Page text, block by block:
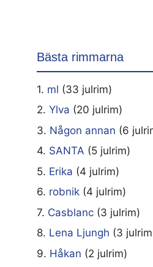
Bästa rimmarna
1. ml (33 julrim)
2. Ylva (20 julrim)
3. Någon annan (6
4. SANTA (5 julrim)
5. Erika (4 julrim)
6. robnik (4 julrim)
7. Casblanc (3 julrim)
8. Lena Ljungh (3
9. Håkan (2 julrim)